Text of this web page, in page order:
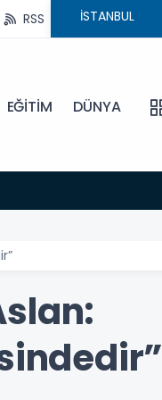
RSS
EĞİTİM DÜNYA